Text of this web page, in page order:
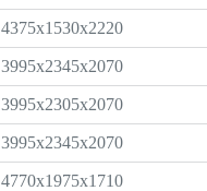
4375x1530x2220
3995x2345x2070
3995x2305x2070
3995x2345x2070
4770x1975x1710